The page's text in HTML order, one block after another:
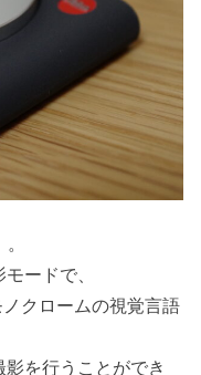
ードで、
クロームの視覚言語
を行うことができ